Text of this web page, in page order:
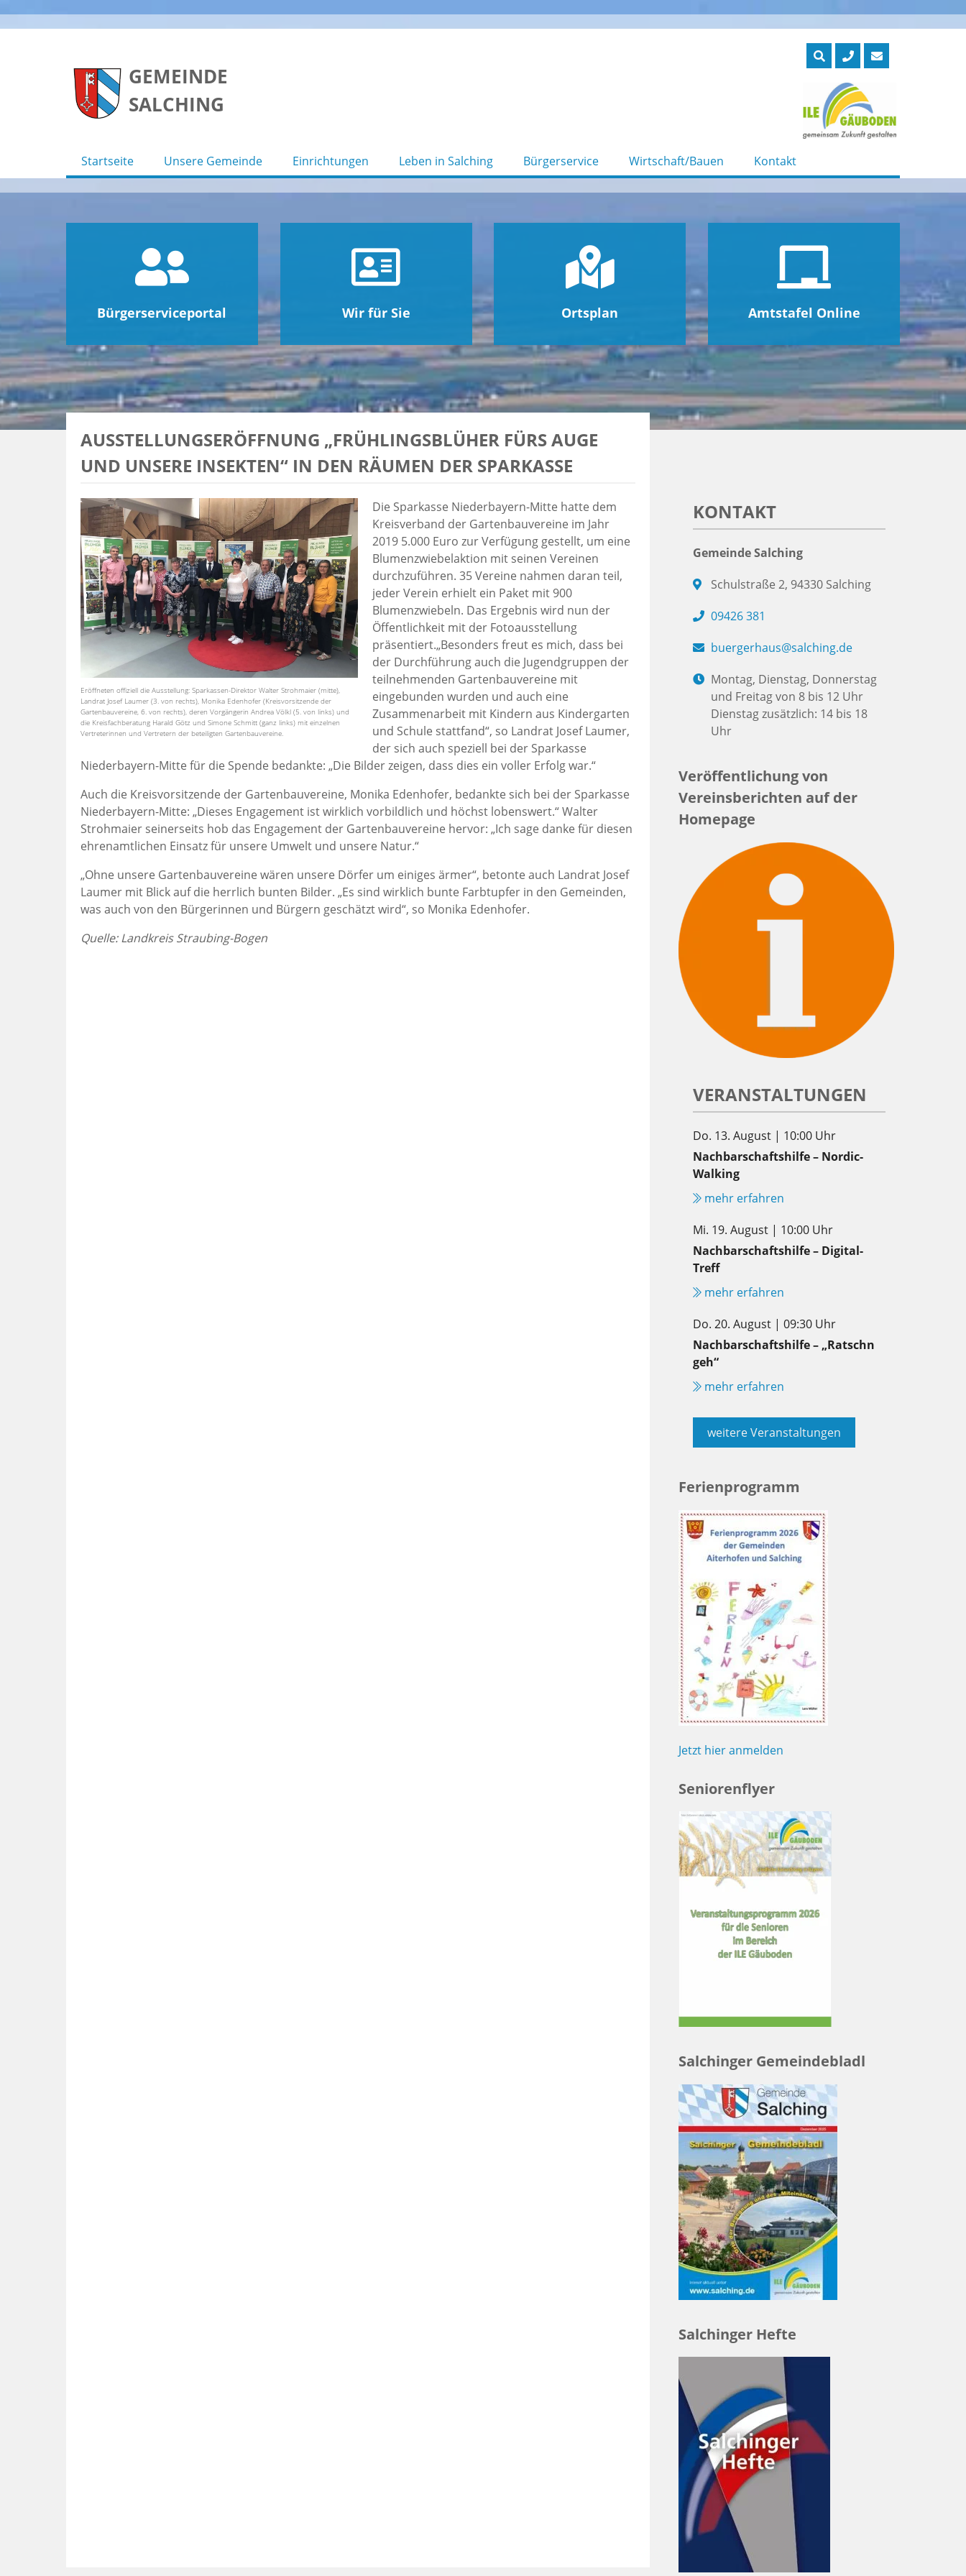
GEMEINDE
SALCHING
Startseite Unsere Gemeinde Einrichtungen Leben in Salching Bürgerservice Wirtschaft/Bauen Kontakt
Bürgerserviceportal Wir für Sie Ortsplan Amtstafel Online
AUSSTELLUNGSERÖFFNUNG „FRÜHLINGSBLÜHER FÜRS AUGE
UND UNSERE INSEKTEN“ IN DEN RÄUMEN DER SPARKASSE
Eröffneten offiziell die Ausstellung: Sparkassen-Direktor Walter Strohmaier (mitte),
Landrat Josef Laumer (3. von rechts), Monika Edenhofer (Kreisvorsitzende der
Gartenbauvereine, 6. von rechts), deren Vorgängerin Andrea Völkl (5. von links) und
die Kreisfachberatung Harald Götz und Simone Schmitt (ganz links) mit einzelnen
Vertreterinnen und Vertretern der beteiligten Gartenbauvereine.
Die Sparkasse Niederbayern-Mitte hatte dem
Kreisverband der Gartenbauvereine im Jahr
2019 5.000 Euro zur Verfügung gestellt, um eine
Blumenzwiebelaktion mit seinen Vereinen
durchzuführen. 35 Vereine nahmen daran teil,
jeder Verein erhielt ein Paket mit 900
Blumenzwiebeln. Das Ergebnis wird nun der
Öffentlichkeit mit der Fotoausstellung
präsentiert.„Besonders freut es mich, dass bei
der Durchführung auch die Jugendgruppen der
teilnehmenden Gartenbauvereine mit
eingebunden wurden und auch eine
Zusammenarbeit mit Kindern aus Kindergarten
und Schule stattfand“, so Landrat Josef Laumer,
der sich auch speziell bei der Sparkasse
Niederbayern-Mitte für die Spende bedankte: „Die Bilder zeigen, dass dies ein voller Erfolg war.“
Auch die Kreisvorsitzende der Gartenbauvereine, Monika Edenhofer, bedankte sich bei der Sparkasse
Niederbayern-Mitte: „Dieses Engagement ist wirklich vorbildlich und höchst lobenswert.“ Walter
Strohmaier seinerseits hob das Engagement der Gartenbauvereine hervor: „Ich sage danke für diesen
ehrenamtlichen Einsatz für unsere Umwelt und unsere Natur.“
„Ohne unsere Gartenbauvereine wären unsere Dörfer um einiges ärmer“, betonte auch Landrat Josef
Laumer mit Blick auf die herrlich bunten Bilder. „Es sind wirklich bunte Farbtupfer in den Gemeinden,
was auch von den Bürgerinnen und Bürgern geschätzt wird“, so Monika Edenhofer.
Quelle: Landkreis Straubing-Bogen
KONTAKT
Gemeinde Salching
Schulstraße 2, 94330 Salching
09426 381
buergerhaus@salching.de
Montag, Dienstag, Donnerstag
und Freitag von 8 bis 12 Uhr
Dienstag zusätzlich: 14 bis 18
Uhr
Veröffentlichung von
Vereinsberichten auf der
Homepage
VERANSTALTUNGEN
Do. 13. August | 10:00 Uhr
Nachbarschaftshilfe – Nordic-
Walking
mehr erfahren
Mi. 19. August | 10:00 Uhr
Nachbarschaftshilfe – Digital-
Treff
mehr erfahren
Do. 20. August | 09:30 Uhr
Nachbarschaftshilfe – „Ratschn
geh“
mehr erfahren
weitere Veranstaltungen
Ferienprogramm
Jetzt hier anmelden
Seniorenflyer
Salchinger Gemeindebladl
Salchinger Hefte